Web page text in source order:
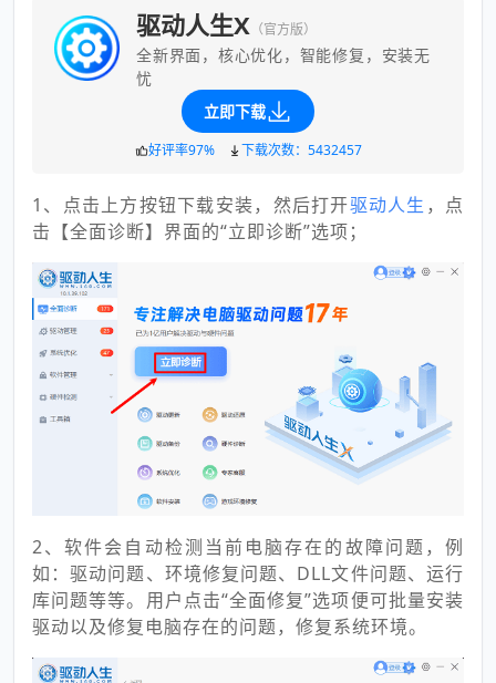
驱动人生X （官方版）
全新界面，核心优化，智能修复，安装无
忧
立即下载
好评率97% 下载次数：5432457
1、点击上方按钮下载安装，然后打开驱动人生 ，点
击【全面诊断】界面的“立即诊断”选项；
2、软件会自动检测当前电脑存在的故障问题，例
如：驱动问题、环境修复问题、DLL文件问题、运行
库问题等等。用户点击“全面修复”选项便可批量安装
驱动以及修复电脑存在的问题，修复系统环境。